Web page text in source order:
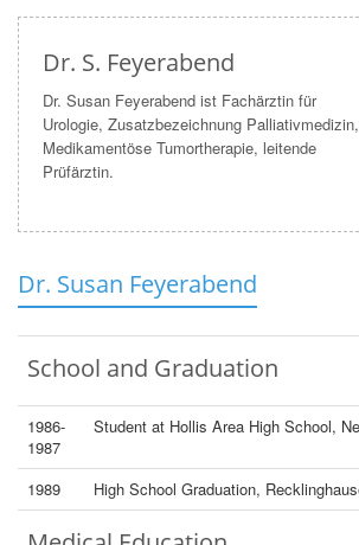
Dr. S. Feyerabend
Dr. Susan Feyerabend ist Fachärztin für
Urologie, Zusatzbezeichnung Palliativmedizin,
Medikamentöse Tumortherapie, leitende
Prüfärztin.
Dr. Susan Feyerabend
School and Graduation
1986-
1987
Student at Hollis Area High School,
1989 High School Graduation,